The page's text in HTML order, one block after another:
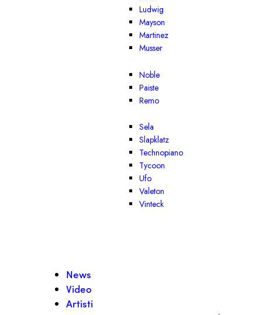
Ludwig
Mayson
Martinez
Musser
Noble
Paiste
Remo
Sela
Slapklatz
Technopiano
Tycoon
Ufo
Valeton
Vinteck
News
Video
Artisti